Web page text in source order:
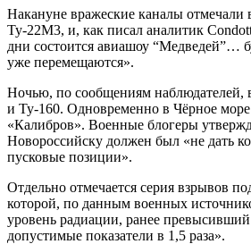
Накануне вражеские каналы отмечали
Ту-22М3, и, как писал аналитик
дни состоится авиашоу “Медведей”…
уже перемещаются».
Ночью, по сообщениям наблюдателей,
и Ту-160. Одновременно в Чёрное
«Калибров». Военные блогеры
Новороссийску должен был «не дать
пусковые позиции».
Отдельно отмечается серия взрывов
которой, по данным военных
уровень радиации, ранее
допустимые показатели в 1,5 раза».